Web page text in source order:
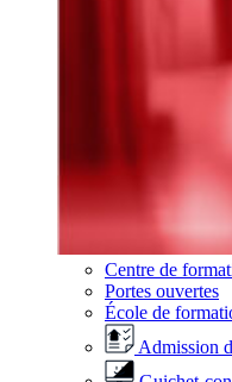
Centre de
Portes ouvertes
École de
Admission